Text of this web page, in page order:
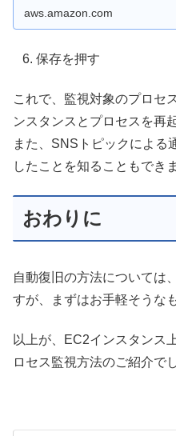
aws.amazon.com
保存を押す
これで、監視対象のプロセ
ンスタンスとプロセスを再
また、SNSトピックによる
したことを知ることもでき
おわりに
自動復旧の方法については
すが、まずはお手軽そうな
以上が、EC2インスタンス
ロセス監視方法のご紹介で